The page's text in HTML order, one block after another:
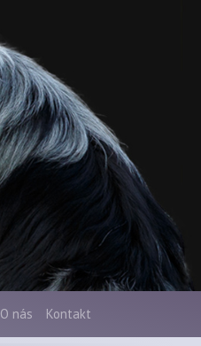
O nás Kontakt